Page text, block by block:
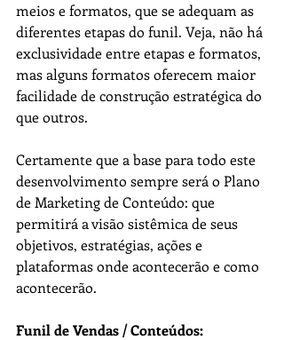
meios e formatos, que se adequam as
diferentes etapas do funil. Veja, não há
exclusividade entre etapas e formatos,
mas alguns formatos oferecem maior
facilidade de construção estratégica do
que outros.
Certamente que a base para todo este
desenvolvimento sempre será o Plano
de Marketing de Conteúdo: que
permitirá a visão sistêmica de seus
objetivos, estratégias, ações e
plataformas onde acontecerão e como
acontecerão.
Funil de Vendas / Conteúdos: